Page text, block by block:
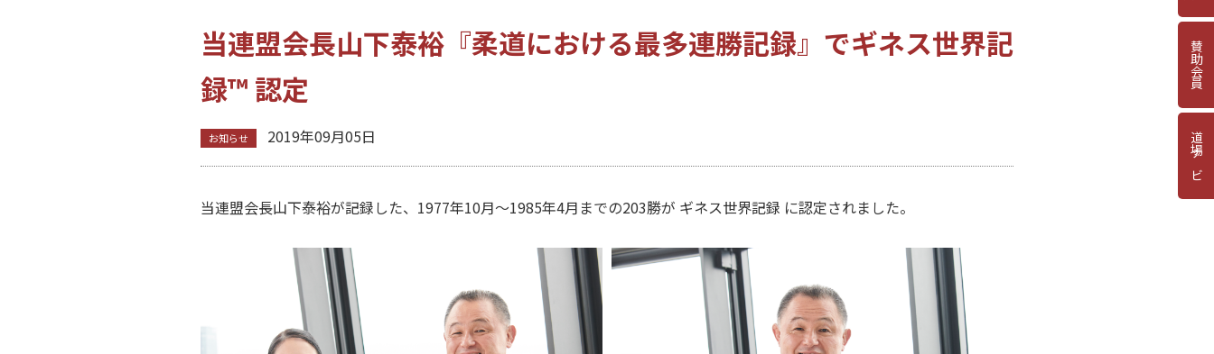
賛助会員
道場ナビ
当連盟会長山下泰裕『柔道における最多連勝記録』でギネス世界記
録™ 認定
お知らせ 2019年09月05日
当連盟会長山下泰裕が記録した、1977年10月〜1985年4月までの203勝が ギネス世界記録 に認定されました。